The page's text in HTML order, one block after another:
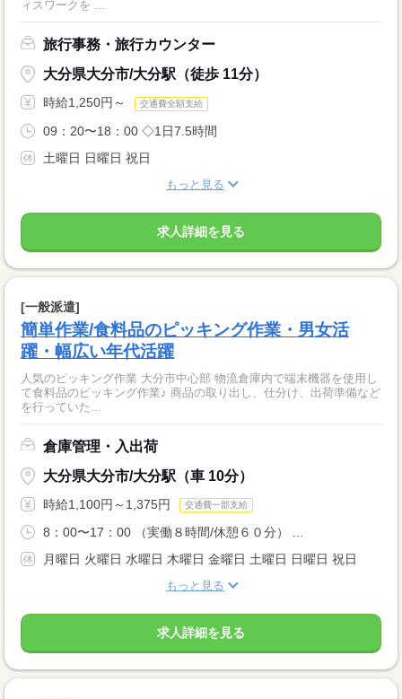
ィスワークを ...
旅行事務・旅行カウンター
大分県大分市/大分駅（徒歩 11分）
時給1,250円～ 交通費全額支給
09：20〜18：00 ◇1日7.5時間
土曜日 日曜日 祝日
もっと見る
求人詳細を見る
[一般派遣]
簡単作業/食料品のピッキング作業・男女活
躍・幅広い年代活躍
人気のピッキング作業 大分市中心部 物流倉庫内で端末機器を使用し
て食料品のピッキング作業♪ 商品の取り出し、仕分け、出荷準備など
を行っていた...
倉庫管理・入出荷
大分県大分市/大分駅（車 10分）
時給1,100円～1,375円 交通費一部支給
8：00〜17：00 （実働８時間/休憩６０分） ...
月曜日 火曜日 水曜日 木曜日 金曜日 土曜日 日曜日 祝日
もっと見る
求人詳細を見る